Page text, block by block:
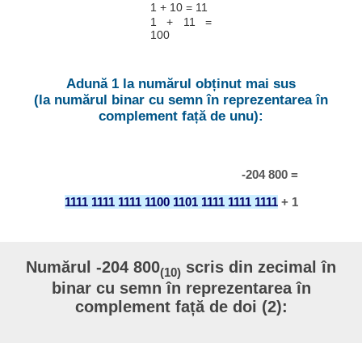
1 + 10 = 11
1 + 11 =
100
Adună 1 la numărul obținut mai sus
(la numărul binar cu semn în reprezentarea în
complement față de unu):
-204 800 =
1111 1111 1111 1100 1101 1111 1111 1111+ 1
Numărul -204 800(10) scris din zecimal în
binar cu semn în reprezentarea în
complement față de doi (2):